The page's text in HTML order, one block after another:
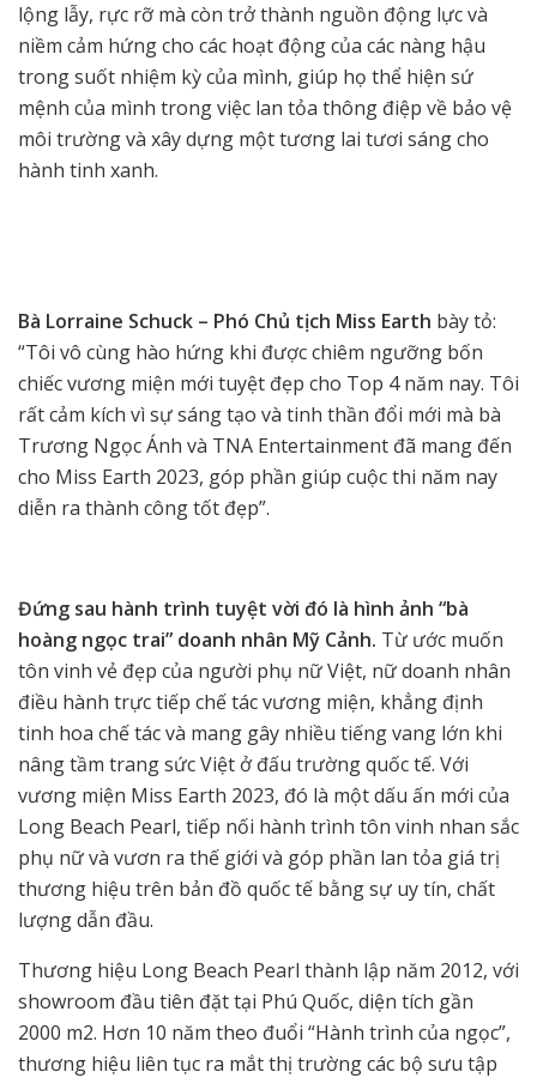
lộng lẫy, rực rỡ mà còn trở thành nguồn động lực và
niềm cảm hứng cho các hoạt động của các nàng hậu
trong suốt nhiệm kỳ của mình, giúp họ thể hiện sứ
mệnh của mình trong việc lan tỏa thông điệp về bảo vệ
môi trường và xây dựng một tương lai tươi sáng cho
hành tinh xanh.
Bà Lorraine Schuck – Phó Chủ tịch Miss Earth bày tỏ:
“Tôi vô cùng hào hứng khi được chiêm ngưỡng bốn
chiếc vương miện mới tuyệt đẹp cho Top 4 năm nay. Tôi
rất cảm kích vì sự sáng tạo và tinh thần đổi mới mà bà
Trương Ngọc Ánh và TNA Entertainment đã mang đến
cho Miss Earth 2023, góp phần giúp cuộc thi năm nay
diễn ra thành công tốt đẹp”.
Đứng sau hành trình tuyệt vời đó là hình ảnh “bà
hoàng ngọc trai” doanh nhân Mỹ Cảnh. Từ ước muốn
tôn vinh vẻ đẹp của người phụ nữ Việt, nữ doanh nhân
điều hành trực tiếp chế tác vương miện, khẳng định
tinh hoa chế tác và mang gây nhiều tiếng vang lớn khi
nâng tầm trang sức Việt ở đấu trường quốc tế. Với
vương miện Miss Earth 2023, đó là một dấu ấn mới của
Long Beach Pearl, tiếp nối hành trình tôn vinh nhan sắc
phụ nữ và vươn ra thế giới và góp phần lan tỏa giá trị
thương hiệu trên bản đồ quốc tế bằng sự uy tín, chất
lượng dẫn đầu.
Thương hiệu Long Beach Pearl thành lập năm 2012, với
showroom đầu tiên đặt tại Phú Quốc, diện tích gần
2000 m2. Hơn 10 năm theo đuổi “Hành trình của ngọc”,
thương hiệu liên tục ra mắt thị trường các bộ sưu tập